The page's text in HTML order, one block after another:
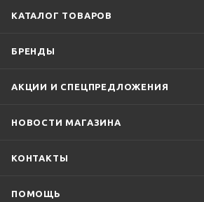
КАТАЛОГ ТОВАРОВ
БРЕНДЫ
АКЦИИ И СПЕЦПРЕДЛОЖЕНИЯ
НОВОСТИ МАГАЗИНА
КОНТАКТЫ
ПОМОЩЬ